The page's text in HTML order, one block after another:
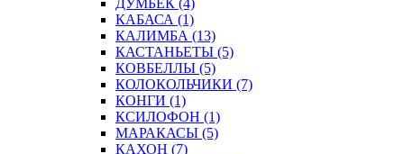
КАБАСА (1)
КАЛИМБА (13)
КАСТАНЬЕТЫ (5)
КОВБЕЛЛЫ (5)
КОЛОКОЛЬЧИКИ (7)
КОНГИ (1)
КСИЛОФОН (1)
МАРАКАСЫ (5)
КАХОН (7)